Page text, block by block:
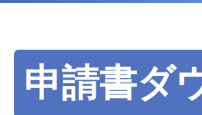
申請書ダ